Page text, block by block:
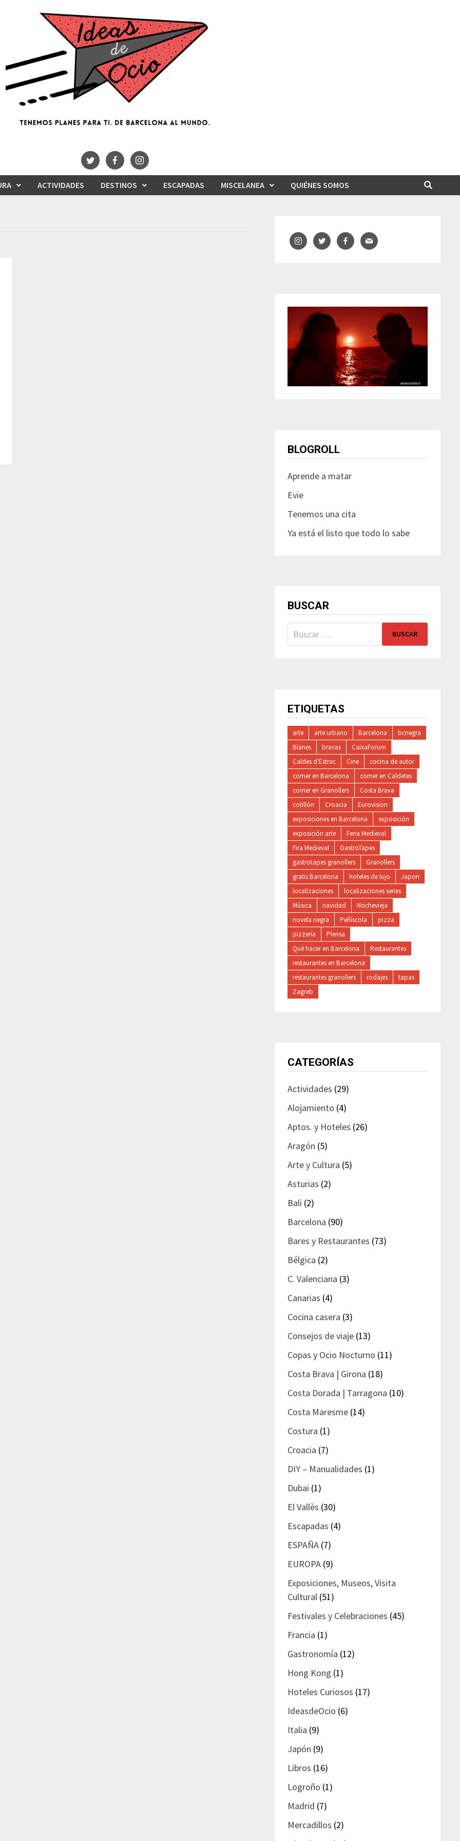
ACTIVIDADES DESTINOS ESCAPADAS MISCELANEA QUIÉNES SOMOS
BLOGROLL
Aprende a matar
Evie
Tenemos una cita
Ya está el listo que todo lo sabe
BUSCAR
Buscar:
ETIQUETAS
arte arte urbano Barcelona
bcnegra
Blanes
bravas
CaixaForum
Caldes d'Estrac
Cine
cocina de autor
comer en Barcelona
comer en Caldetes
comer en Granollers
Costa Brava
cotillón
Croacia
Eurovision
exposiciones en Barcelona
exposición
exposición arte
Feria Medieval
Fira Medieval
GastroTapes
gastrotapes granollers
Granollers
gratis Barcelona
hoteles de lujo
Japon
localizaciones
localizaciones series
Música
navidad
Nochevieja
novela negra
Peñíscola
pizza
pizzería
Plensa
Qué hacer en Barcelona
Restaurantes
restaurantes en Barcelona
restaurantes granollers
rodajes
tapas
Zagreb
CATEGORÍAS
Actividades (29)
Alojamiento (4)
Aptos. y Hoteles (26)
Aragón (5)
Arte y Cultura (5)
Asturias (2)
Bali (2)
Barcelona (90)
Bares y Restaurantes (73)
Bélgica (2)
C. Valenciana (3)
Canarias (4)
Cocina casera (3)
Consejos de viaje (13)
Copas y Ocio Nocturno (11)
Costa Brava | Girona (18)
Costa Dorada | Tarragona (10)
Costa Maresme (14)
Costura (1)
Croacia (7)
DIY – Manualidades (1)
Dubai (1)
El Vallès (30)
Escapadas (4)
ESPAÑA (7)
EUROPA (9)
Exposiciones, Museos, Visita
Cultural (51)
Festivales y Celebraciones (45)
Francia (1)
Gastronomía (12)
Hong Kong (1)
Hoteles Curiosos (17)
IdeasdeOcio (6)
Italia (9)
Japón (9)
Libros (16)
Logroño (1)
Madrid (7)
Mercadillos (2)